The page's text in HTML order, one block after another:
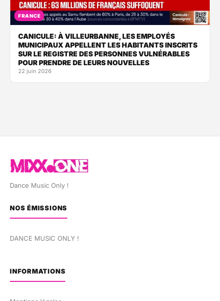
FRANCE
CANICULE: À VILLEURBANNE, LES EMPLOYÉS
MUNICIPAUX APPELLENT LES HABITANTS INSCRITS
SUR LE REGISTRE DES PERSONNES VULNÉRABLES
POUR PRENDRE DE LEURS NOUVELLES
22 juin 2026
Dance Music Only !
NOS ÉMISSIONS
DANCE MUSIC ONLY !
INFORMATIONS